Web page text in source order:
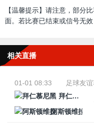
【温馨提示】请注意，部分
面。若比赛已结束或信号无
相关直播
01-01 08:33
足球友谊
拜仁慕尼黑
阿斯顿维拉